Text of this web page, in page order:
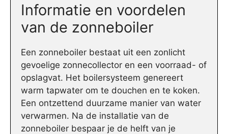
Informatie en voordelen
van de zonneboiler
Een zonneboiler bestaat uit een zonlicht
gevoelige zonnecollector en een voorraad- of
opslagvat. Het boilersysteem genereert
warm tapwater om te douchen en te koken.
Een ontzettend duurzame manier van water
verwarmen. Na de installatie van de
zonneboiler bespaar je de helft van je